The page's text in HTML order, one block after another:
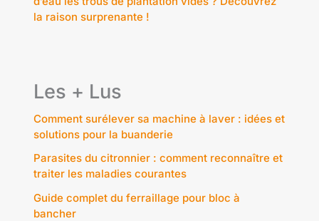
la raison surprenante !
Les + Lus
Comment surélever sa machine à laver : idées et
solutions pour la buanderie
Parasites du citronnier : comment reconnaître et
traiter les maladies courantes
Guide complet du ferraillage pour bloc à
bancher